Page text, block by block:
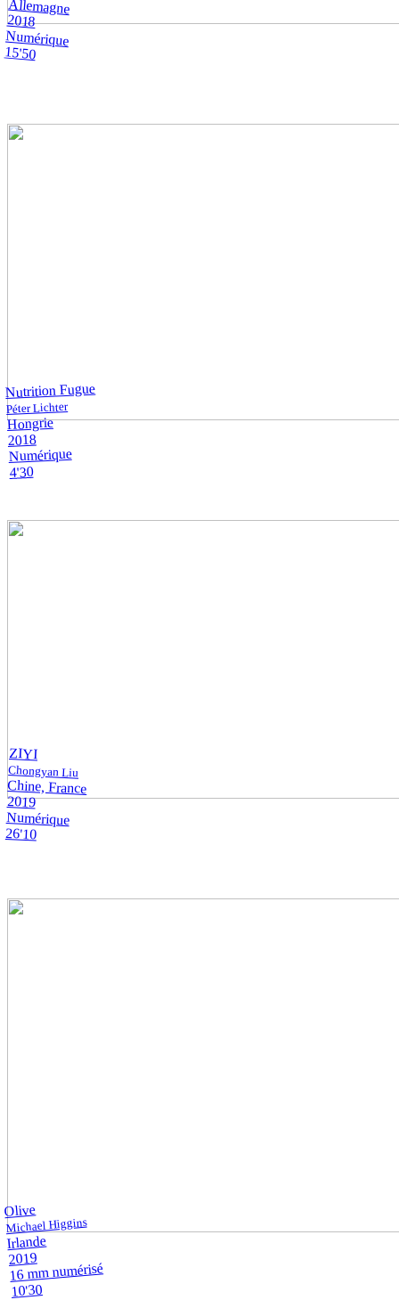
Allemagne
2018
Numérique
15'50
Nutrition Fugue
Péter Lichter
Hongrie
2018
Numérique
4'30
ZIYI
Chongyan Liu
Chine, France
2019
Numérique
26'10
Olive
Michael Higgins
Irlande
2019
16 mm numérisé
10'30